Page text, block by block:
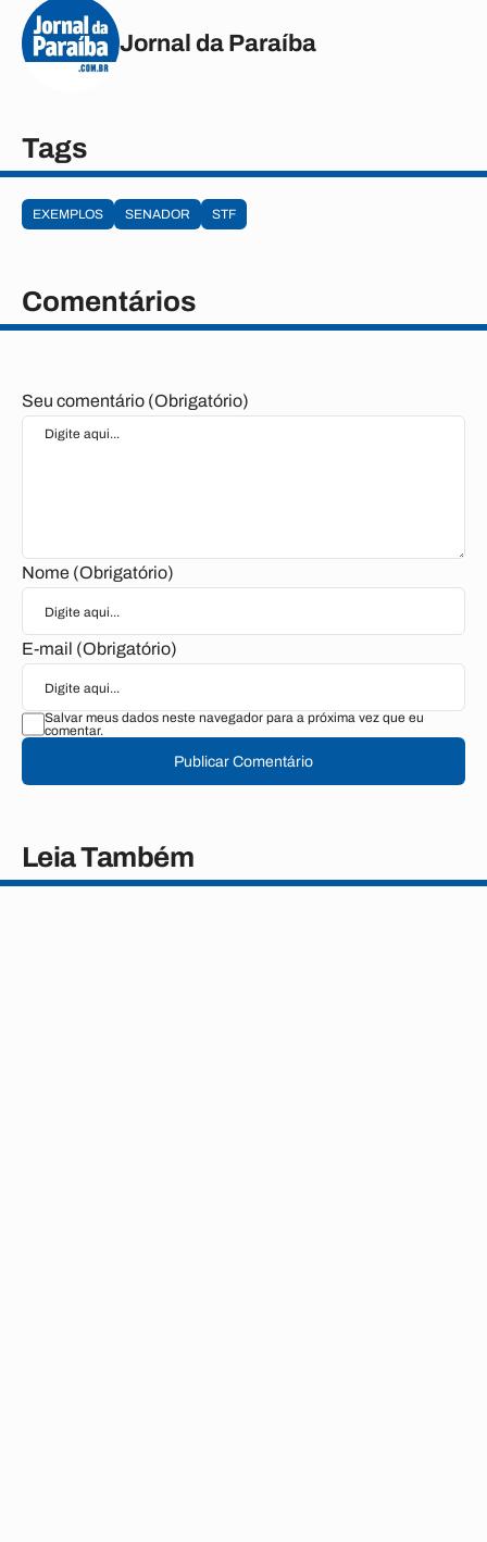
Jornal da Paraíba
Tags
EXEMPLOS SENADOR STF
Comentários
Seu comentário (Obrigatório)
Nome (Obrigatório)
E-mail (Obrigatório)
Salvar meus dados neste navegador para a próxima vez que eu
comentar.
Publicar Comentário
Leia Também